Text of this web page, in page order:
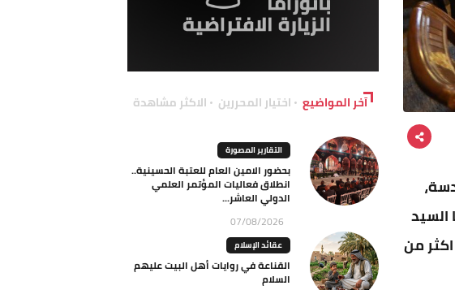
السيد
من
آخر المواضيع اختيار المحررين الاكثر مشاهدة
التقارير المصورة
بحضور الامين العام للعتبة الحسينية..
انطلاق فعاليات المؤتمر العلمي
الدولي العاشر...
07/08/2026
عقائد الإسلام
القناعة في روايات أهل البيت عليهم
السلام